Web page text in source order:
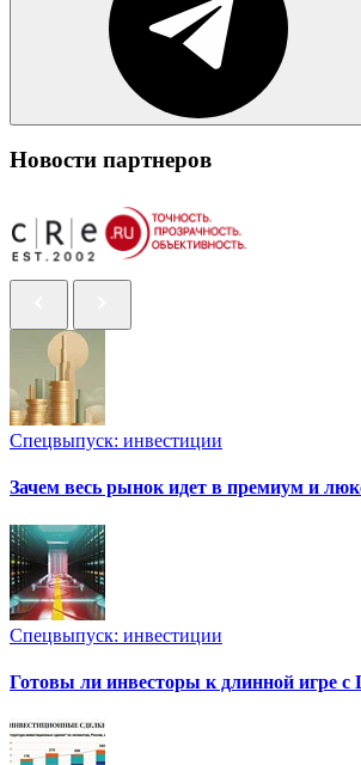
Новости партнеров
Спецвыпуск: инвестиции
Зачем весь рынок идет в премиум и
Спецвыпуск: инвестиции
Готовы ли инвесторы к длинной игре с